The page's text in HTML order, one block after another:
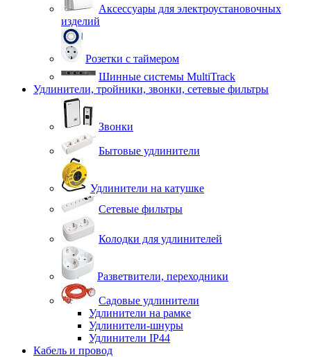
Аксессуары для электроустановочных
изделий
Розетки с таймером
Шинные системы MultiTrack
Удлинители, тройники, звонки, сетевые фильтры
Звонки
Бытовые удлинители
Удлинители на катушке
Сетевые фильтры
Колодки для удлинителей
Разветвители, переходники
Садовые удлинители
Удлинители на рамке
Удлинители-шнуры
Удлинители IP44
Кабель и провод